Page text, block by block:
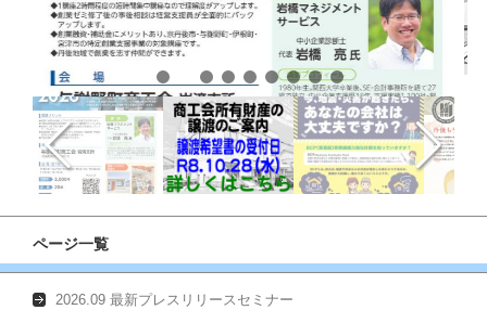
ページ一覧
2026.09 最新プレスリリースセミナー